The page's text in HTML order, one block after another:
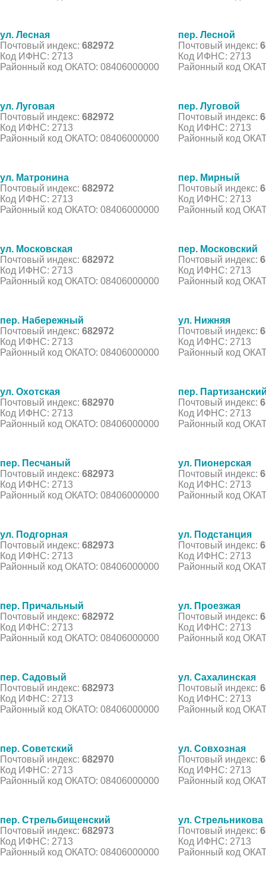
ул. Лесная
Почтовый индекс: 682972
Код ИФНС: 2713
Районный код ОКАТО: 08406000000
пер. Лесной
Почтовый индекс:
Код ИФНС: 2713
Районный код
ул. Луговая
Почтовый индекс: 682972
Код ИФНС: 2713
Районный код ОКАТО: 08406000000
пер. Луговой
Почтовый индекс:
Код ИФНС: 2713
Районный код
ул. Матронина
Почтовый индекс: 682972
Код ИФНС: 2713
Районный код ОКАТО: 08406000000
пер. Мирный
Почтовый индекс:
Код ИФНС: 2713
Районный код
ул. Московская
Почтовый индекс: 682972
Код ИФНС: 2713
Районный код ОКАТО: 08406000000
пер. Московский
Почтовый индекс:
Код ИФНС: 2713
Районный код
пер. Набережный
Почтовый индекс: 682972
Код ИФНС: 2713
Районный код ОКАТО: 08406000000
ул. Нижняя
Почтовый индекс:
Код ИФНС: 2713
Районный код
ул. Охотская
Почтовый индекс: 682970
Код ИФНС: 2713
Районный код ОКАТО: 08406000000
пер.
Почтовый индекс:
Код ИФНС: 2713
Районный код
пер. Песчаный
Почтовый индекс: 682973
Код ИФНС: 2713
Районный код ОКАТО: 08406000000
ул. Пионерская
Почтовый индекс:
Код ИФНС: 2713
Районный код
ул. Подгорная
Почтовый индекс: 682973
Код ИФНС: 2713
Районный код ОКАТО: 08406000000
ул. Подстанция
Почтовый индекс:
Код ИФНС: 2713
Районный код
пер. Причальный
Почтовый индекс: 682972
Код ИФНС: 2713
Районный код ОКАТО: 08406000000
ул. Проезжая
Почтовый индекс:
Код ИФНС: 2713
Районный код
пер. Садовый
Почтовый индекс: 682973
Код ИФНС: 2713
Районный код ОКАТО: 08406000000
ул. Сахалинская
Почтовый индекс:
Код ИФНС: 2713
Районный код
пер. Советский
Почтовый индекс: 682970
Код ИФНС: 2713
Районный код ОКАТО: 08406000000
ул. Совхозная
Почтовый индекс:
Код ИФНС: 2713
Районный код
пер. Стрельбищенский
Почтовый индекс: 682973
Код ИФНС: 2713
Районный код ОКАТО: 08406000000
ул. Стрельникова
Почтовый индекс:
Код ИФНС: 2713
Районный код